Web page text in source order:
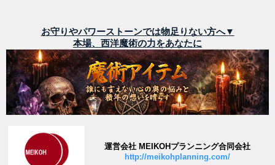
お守りやパワーストーンでは物足りない方へ▼
本場、西洋魔術の力をあなたに
運営会社 MEIKOHプランニング合同会社
http://meikohplanning.com/